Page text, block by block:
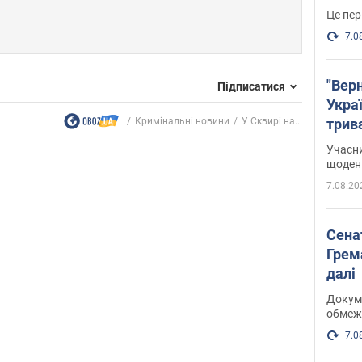
Підписатися
Кримінальні новини У Сквирі на...
Це
далі